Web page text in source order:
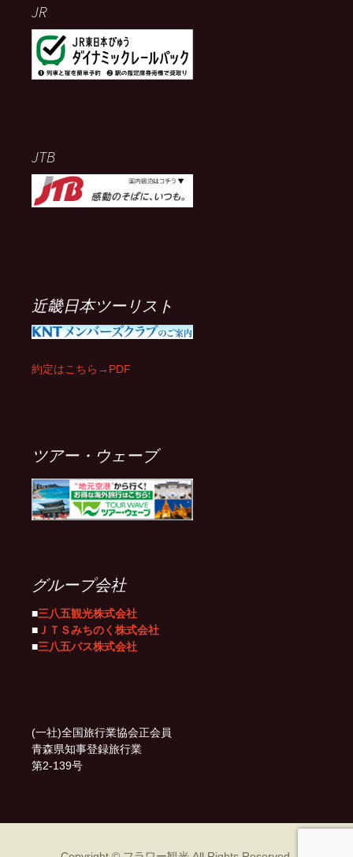
JR
JTB
近畿日本ツーリスト
約定はこちら→PDF
ツアー・ウェーブ
グループ会社
■三八五観光株式会社
■ ＪＴＳみちのく株式会社
■三八五バス株式会社
(一社)全国旅行業協会正会員
青森県知事登録旅行業
第2-139号
Copyright © フラワー観光 All Rights Reserved.